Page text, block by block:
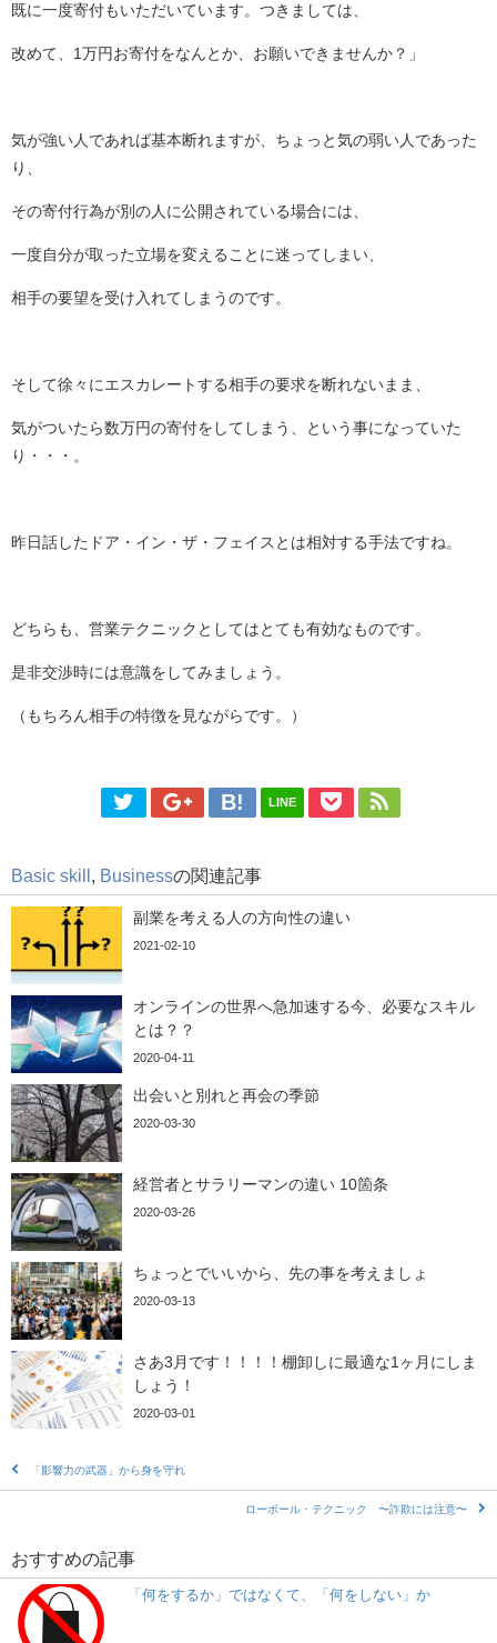
既に一度寄付もいただいています。つきましては、
改めて、1万円お寄付をなんとか、お願いできませんか？」
気が強い人であれば基本断れますが、ちょっと気の弱い人であった
り、
その寄付行為が別の人に公開されている場合には、
一度自分が取った立場を変えることに迷ってしまい、
相手の要望を受け入れてしまうのです。
そして徐々にエスカレートする相手の要求を断れないまま、
気がついたら数万円の寄付をしてしまう、という事になっていた
り・・・。
昨日話したドア・イン・ザ・フェイスとは相対する手法ですね。
どちらも、営業テクニックとしてはとても有効なものです。
是非交渉時には意識をしてみましょう。
（もちろん相手の特徴を見ながらです。）
LINE
Basic skill , Businessの関連記事
副業を考える人の方向性の違い
2021-02-10
オンラインの世界へ急加速する今、必要なスキル
とは？？
2020-04-11
出会いと別れと再会の季節
2020-03-30
経営者とサラリーマンの違い 10箇条
2020-03-26
ちょっとでいいから、先の事を考えましょ
2020-03-13
さあ3月です！！！！棚卸しに最適な1ヶ月にしま
しょう！
2020-03-01
「影響力の武器」から身を守れ
ローボール・テクニック 〜詐欺には注意〜
おすすめの記事
「何をするか」ではなくて、「何をしない」か